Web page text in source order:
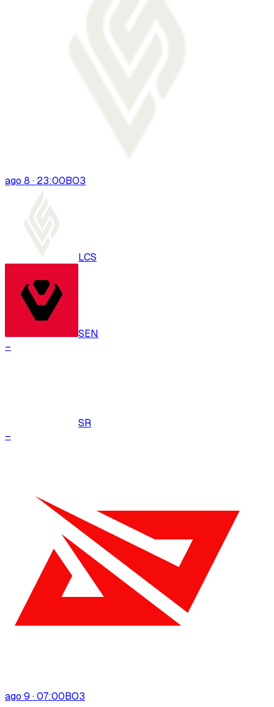
ago 8 · 23:00BO3
LCS
SEN
–
SR
–
ago 9 · 07:00BO3